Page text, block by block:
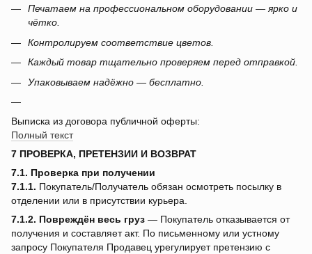
Печатаем на профессиональном оборудовании — ярко и
чётко.
Контролируем соответствие цветов.
Каждый товар тщательно проверяем перед отправкой.
Упаковываем надёжно — бесплатно.
Выписка из договора публичной оферты:
Полный текст
7 ПРОВЕРКА, ПРЕТЕНЗИИ И ВОЗВРАТ
7.1. Проверка при получении
7.1.1. Покупатель/Получатель обязан осмотреть посылку в
отделении или в присутствии курьера.
7.1.2. Повреждён весь груз — Покупатель отказывается от
получения и составляет акт. По письменному или устному
запросу Покупателя Продавец урегулирует претензию с